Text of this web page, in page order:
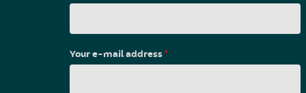
Your e-mail address*